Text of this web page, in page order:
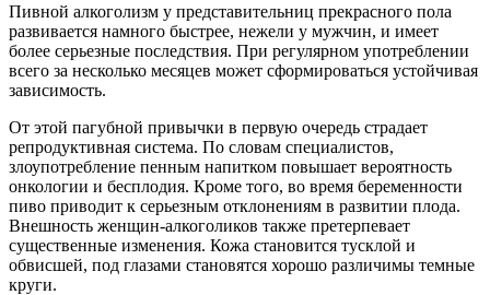
Пивной алкоголизм у представительниц прекрасного пола
развивается намного быстрее, нежели у мужчин, и имеет
более серьезные последствия. При регулярном употреблении
всего за несколько месяцев может сформироваться устойчивая
зависимость.
От этой пагубной привычки в первую очередь страдает
репродуктивная система. По словам специалистов,
злоупотребление пенным напитком повышает вероятность
онкологии и бесплодия. Кроме того, во время беременности
пиво приводит к серьезным отклонениям в развитии плода.
Внешность женщин-алкоголиков также претерпевает
существенные изменения. Кожа становится тусклой и
обвисшей, под глазами становятся хорошо различимы темные
круги.